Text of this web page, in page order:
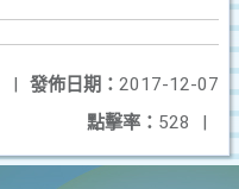
發佈日期： 2017-12-07
|
點擊率： 528 |